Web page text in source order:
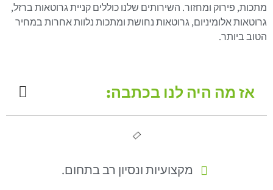
מתכות, פירוק ומחזור. השירותים שלנו כוללים קניית גרוטאות ברזל,
גרוטאות אלומיניום, גרוטאות נחושת ומתכות נלוות אחרות במחיר
הטוב ביותר.
אז מה היה לנו בכתבה:
מקצועיות ונסיון רב בתחום.